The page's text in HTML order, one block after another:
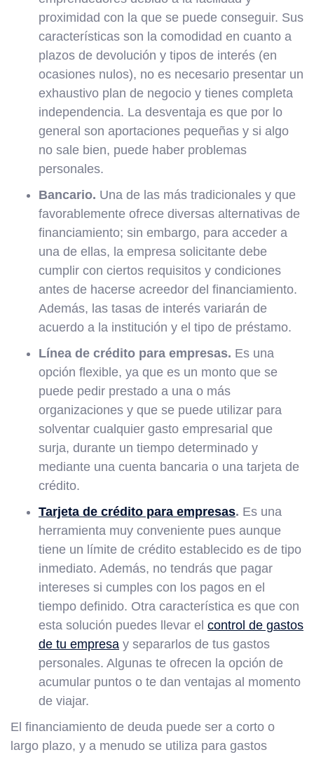
proximidad con la que se puede conseguir. Sus
características son la comodidad en cuanto a
plazos de devolución y tipos de interés (en
ocasiones nulos), no es necesario presentar un
exhaustivo plan de negocio y tienes completa
independencia. La desventaja es que por lo
general son aportaciones pequeñas y si algo
no sale bien, puede haber problemas
personales.
Bancario. Una de las más tradicionales y que
favorablemente ofrece diversas alternativas de
financiamiento; sin embargo, para acceder a
una de ellas, la empresa solicitante debe
cumplir con ciertos requisitos y condiciones
antes de hacerse acreedor del financiamiento.
Además, las tasas de interés variarán de
acuerdo a la institución y el tipo de préstamo.
Línea de crédito para empresas. Es una
opción flexible, ya que es un monto que se
puede pedir prestado a una o más
organizaciones y que se puede utilizar para
solventar cualquier gasto empresarial que
surja, durante un tiempo determinado y
mediante una cuenta bancaria o una tarjeta de
crédito.
Tarjeta de crédito para empresas. Es una
herramienta muy conveniente pues aunque
tiene un límite de crédito establecido es de tipo
inmediato. Además, no tendrás que pagar
intereses si cumples con los pagos en el
tiempo definido. Otra característica es que con
esta solución puedes llevar el control de gastos
de tu empresa y separarlos de tus gastos
personales. Algunas te ofrecen la opción de
acumular puntos o te dan ventajas al momento
de viajar.
El financiamiento de deuda puede ser a corto o
largo plazo, y a menudo se utiliza para gastos